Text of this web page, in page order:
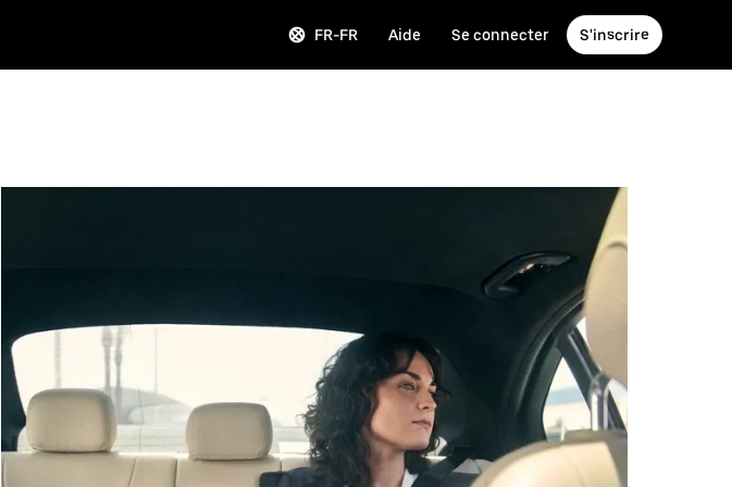
FR-FR Aide Se connecter S'inscrire